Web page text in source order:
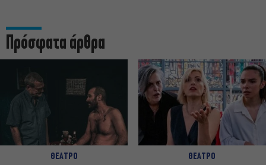
Πρόσφατα άρθρα
ΘΕΑΤΡΟ ΘΕΑΤΡΟ